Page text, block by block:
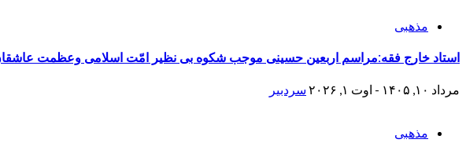
مذهبی
استاد خارج فقه:مراسم اربعین حسینی موجب شکوه بی نظیر امّت اسلامی وعظمت
مرداد ۱۰, ۱۴۰۵ - اوت ۱, ۲۰۲۶ سردبیر
مذهبی